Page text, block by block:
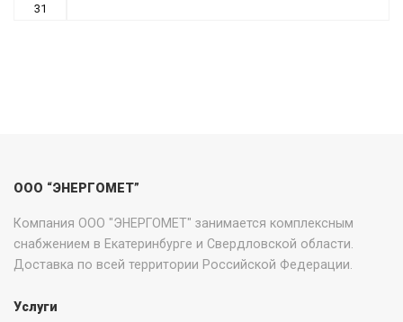
31
ООО “ЭНЕРГОМЕТ”
Компания ООО "ЭНЕРГОМЕТ" занимается комплексным
снабжением в Екатеринбурге и Свердловской области.
Доставка по всей территории Российской Федерации.
Услуги